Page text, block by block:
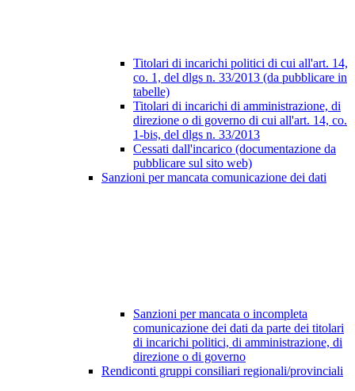
Titolari di incarichi politici di cui all'art. 14,
co. 1, del dlgs n. 33/2013 (da pubblicare in
tabelle)
Titolari di incarichi di amministrazione, di
direzione o di governo di cui all'art. 14, co.
1-bis, del dlgs n. 33/2013
Cessati dall'incarico (documentazione da
pubblicare sul sito web)
Sanzioni per mancata comunicazione dei dati
Sanzioni per mancata o incompleta
comunicazione dei dati da parte dei titolari
di incarichi politici, di amministrazione, di
direzione o di governo
Rendiconti gruppi consiliari regionali/provinciali